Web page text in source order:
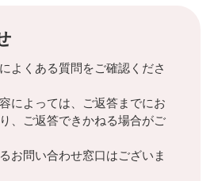
よくある質問をご確認くださ
によっては、ご返答までにお
、ご返答できかねる場合がご
お問い合わせ窓口はございま